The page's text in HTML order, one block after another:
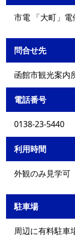
市電 「大町」
問合せ先
函館市観光案内
電話番号
0138-23-5440
利用時間
外観のみ見学可
駐車場
周辺に有料駐車